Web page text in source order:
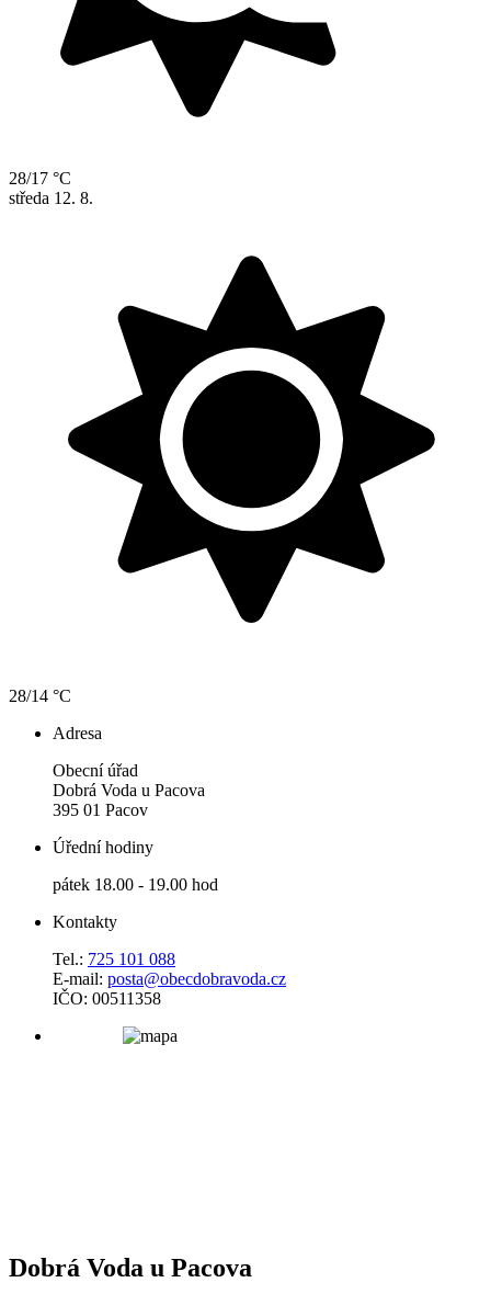
28/17 °C
středa 12. 8.
28/14 °C
Adresa
Obecní úřad
Dobrá Voda u Pacova
395 01 Pacov
Úřední hodiny
pátek 18.00 - 19.00 hod
Kontakty
Tel.: 725 101 088
E-mail: posta@obecdobravoda.cz
IČO: 00511358
Dobrá Voda u Pacova